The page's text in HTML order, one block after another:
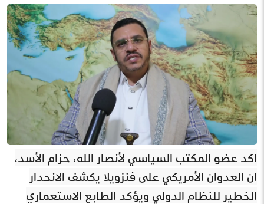
اكد عضو المكتب السياسي لأنصار الله، حزام الأسد،
ان العدوان الأمريكي على فنزويلا يكشف الانحدار
الخطير للنظام الدولي ويؤكد الطابع الاستعماري